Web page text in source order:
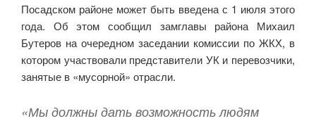
Посадском районе может быть введена с 1 июля этого
года. Об этом сообщил замглавы района Михаил
Бутеров на очередном заседании комиссии по ЖКХ, в
котором участвовали представители УК и перевозчики,
занятые в «мусорной» отрасли.
«Мы должны дать возможность людям